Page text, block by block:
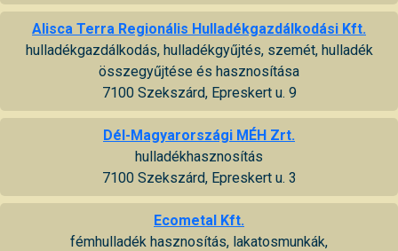
Alisca Terra Regionális Hulladékgazdálkodási Kft.
hulladékgazdálkodás, hulladékgyűjtés, szemét, hulladék
összegyűjtése és hasznosítása
7100 Szekszárd, Epreskert u. 9
Dél-Magyarországi MÉH Zrt.
hulladékhasznosítás
7100 Szekszárd, Epreskert u. 3
Ecometal Kft.
fémhulladék hasznosítás, lakatosmunkák,